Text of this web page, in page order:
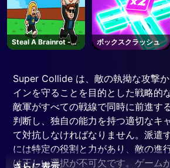
Steal A Brainrot -
Unblocked Online
ボックスクラッシュ
Super Collide は、敵の執拗な攻撃
インを守ることを目的とした戦略的
敵軍がすべての戦線で同時に前進す
判断し、独自の能力を持つ適切なキ
て対抗しなければなりません。派遣
には特定の役割と力があり、敵の進
は正しい選択が不可欠です。ゲーム